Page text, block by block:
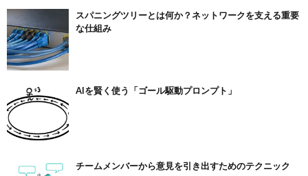
スパニングツリーとは何か？ネットワークを支える重要
な仕組み
AIを賢く使う「ゴール駆動プロンプト」
チームメンバーから意見を引き出すためのテクニック